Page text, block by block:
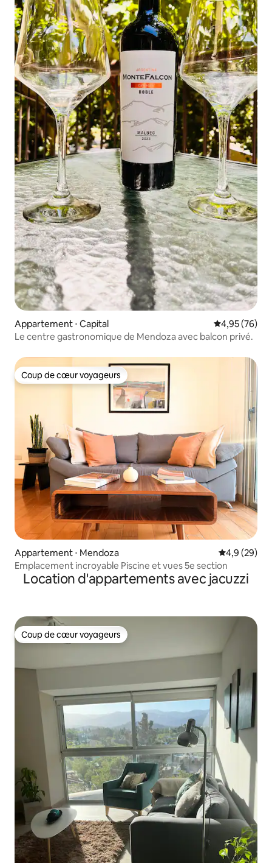
Appartement ⋅ Capital Évaluation
4,95 (76)
Le centre gastronomique de Mendoza avec balcon privé.
Coup de cœur voyageurs
Coup de cœur voyageurs
Appartement ⋅ Mendoza Évaluation
4,9 (29)
Emplacement incroyable Piscine et vues 5e section
Location d'appartements avec jacuzzi
Coup de cœur voyageurs
Coup de cœur voyageurs